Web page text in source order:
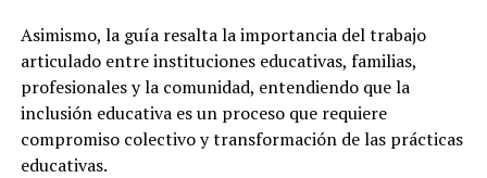
Asimismo, la guía resalta la importancia del trabajo
articulado entre instituciones educativas, familias,
profesionales y la comunidad, entendiendo que la
inclusión educativa es un proceso que requiere
compromiso colectivo y transformación de las prácticas
educativas.